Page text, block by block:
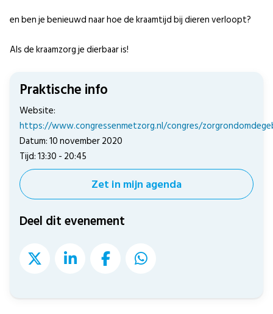
en ben je benieuwd naar hoe de kraamtijd bij dieren verloopt?
Als de kraamzorg je dierbaar is!
Praktische info
Website:
https://www.congressenmetzorg.nl/congres/
Datum: 10 november 2020
Tijd: 13:30 - 20:45
Zet in mijn agenda
Deel dit evenement